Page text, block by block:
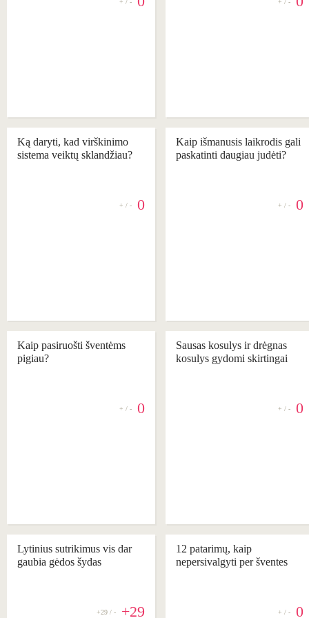
+ / - + / -
Ką daryti, kad virškinimo
sistema veiktų sklandžiau?
+ / - 0
Kaip išmanusis laikrodis gali
paskatinti daugiau judėti?
+ / - 0
Kaip pasiruošti šventėms
pigiau?
+ / - 0
Sausas kosulys ir drėgnas
kosulys gydomi skirtingai
+ / - 0
Lytinius sutrikimus vis dar
gaubia gėdos šydas
+29 / - +29
12 patarimų, kaip
nepersivalgyti per šventes
+ / - 0